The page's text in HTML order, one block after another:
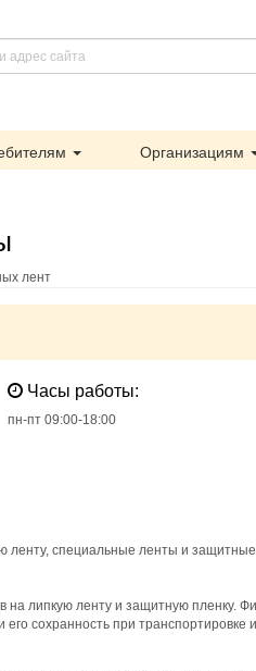
Организациям
лент
Часы работы:
пн-пт 09:00-18:00
ленту, специальные ленты и
на липкую ленту и защитную пленку.
его сохранность при транспортировке и